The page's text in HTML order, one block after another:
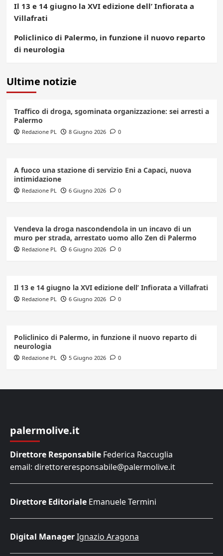
Il 13 e 14 giugno la XVI edizione dell’ Infiorata a
Villafrati
Policlinico di Palermo, in funzione il nuovo reparto
di neurologia
Ultime notizie
Traffico di droga, sgominata organizzazione: sei arresti a
Palermo
Redazione PL 8 Giugno 2026 0
A fuoco una stazione di servizio Eni a Capaci, nuova
intimidazione
Redazione PL 6 Giugno 2026 0
Vendeva la droga nascondendola in un incavo di un
muro per strada, arrestato uomo allo Zen di Palermo
Redazione PL 6 Giugno 2026 0
Il 13 e 14 giugno la XVI edizione dell’ Infiorata a Villafrati
Redazione PL 6 Giugno 2026 0
Policlinico di Palermo, in funzione il nuovo reparto di
neurologia
Redazione PL 5 Giugno 2026 0
palermolive.it
Direttore Responsabile Federica Raccuglia
email: direttoreresponsabile@palermolive.it
Direttore Editoriale Emanuele Termini
Digital ManagerIgnazio Aragona